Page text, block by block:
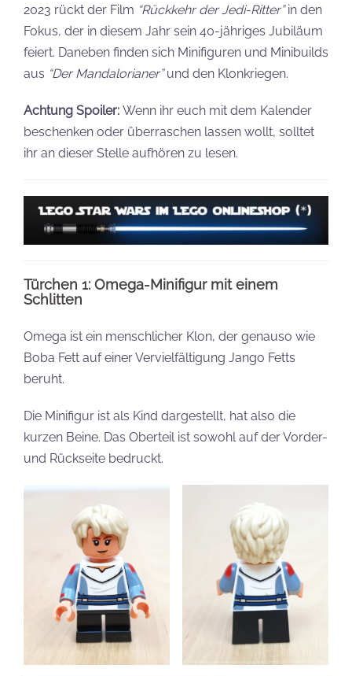
2023 rückt der Film “Rückkehr der Jedi-Ritter”in den
Fokus, der in diesem Jahr sein 40-jähriges Jubiläum
feiert. Daneben finden sich Minifiguren und Minibuilds
aus “Der Mandalorianer”und den Klonkriegen.
Achtung Spoiler: Wenn ihr euch mit dem Kalender
beschenken oder überraschen lassen wollt, solltet
ihr an dieser Stelle aufhören zu lesen.
Türchen 1: Omega-Minifigur mit einem
Schlitten
Omega ist ein menschlicher Klon, der genauso wie
Boba Fett auf einer Vervielfältigung Jango Fetts
beruht.
Die Minifigur ist als Kind dargestellt, hat also die
kurzen Beine. Das Oberteil ist sowohl auf der Vorder-
und Rückseite bedruckt.